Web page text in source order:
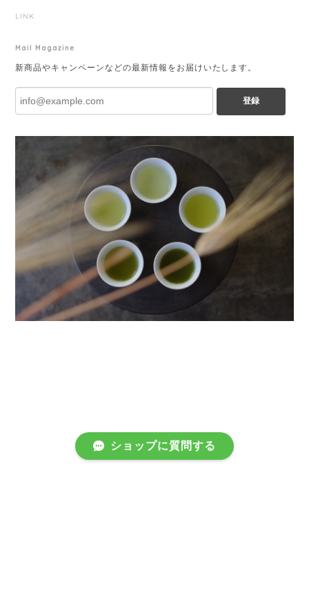
LINK
Mail Magazine
新商品やキャンペーンなどの最新情報をお届けいたします。
登録
ショップに質問する